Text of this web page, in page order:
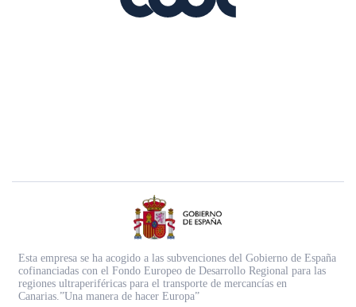
Esta empresa se ha acogido a las subvenciones del Gobierno de España
cofinanciadas con el Fondo Europeo de Desarrollo Regional para las
regiones ultraperiféricas para el transporte de mercancías en
Canarias.”Una manera de hacer Europa”